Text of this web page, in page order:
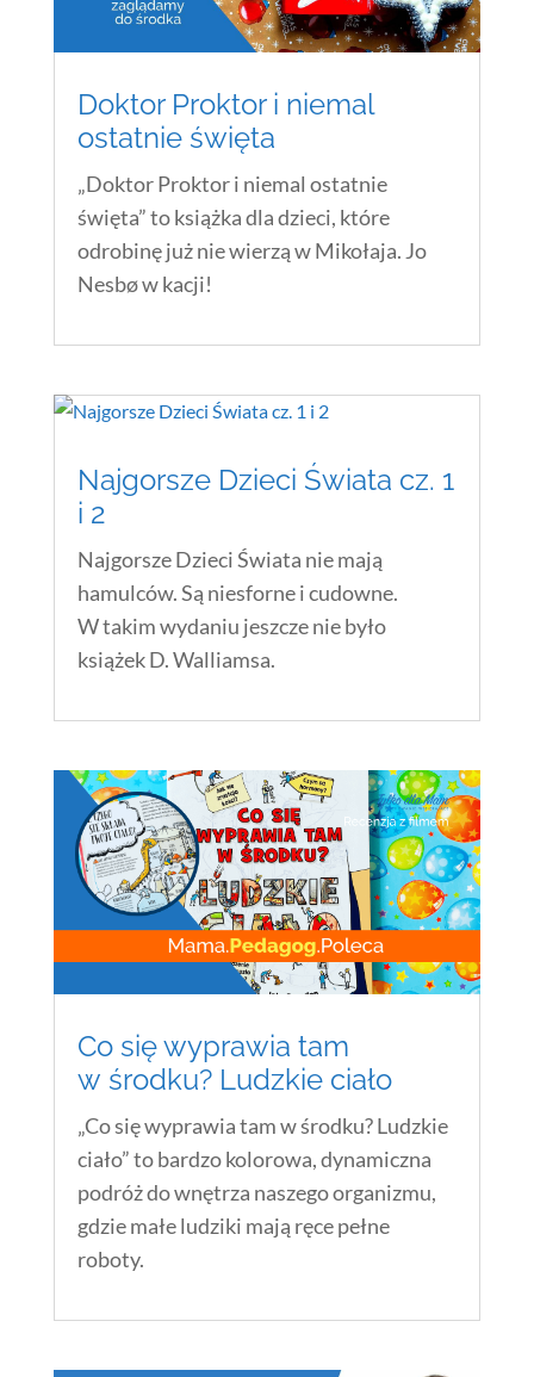
Doktor Proktor i niemal
ostatnie święta
„Doktor Proktor i niemal ostatnie
święta” to książka dla dzieci, które
odrobinę już nie wierzą w Mikołaja. Jo
Nesbø w kacji!
Najgorsze Dzieci Świata cz. 1
i 2
Najgorsze Dzieci Świata nie mają
hamulców. Są niesforne i cudowne.
W takim wydaniu jeszcze nie było
książek D. Walliamsa.
Co się wyprawia tam
w środku? Ludzkie ciało
„Co się wyprawia tam w środku? Ludzkie
ciało” to bardzo kolorowa, dynamiczna
podróż do wnętrza naszego organizmu,
gdzie małe ludziki mają ręce pełne
roboty.